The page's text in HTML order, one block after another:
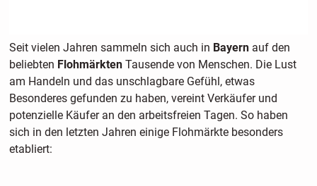
Seit vielen Jahren sammeln sich auch in Bayernauf den
beliebten Flohmärkten Tausende von Menschen. Die Lust
am Handeln und das unschlagbare Gefühl, etwas
Besonderes gefunden zu haben, vereint Verkäufer und
potenzielle Käufer an den arbeitsfreien Tagen. So haben
sich in den letzten Jahren einige Flohmärkte besonders
etabliert: